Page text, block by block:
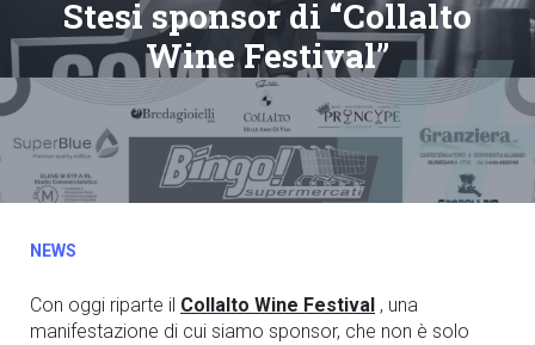
Stesi sponsor di “Collalto
Wine Festival”
NEWS
Con oggi riparte il Collalto Wine Festival , una
manifestazione di cui siamo sponsor, che non è solo